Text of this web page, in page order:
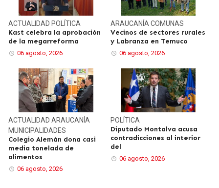
ACTUALIDAD POLÍTICA
Kast celebra la aprobación
de la megarreforma
06 agosto, 2026
ARAUCANÍACOMUNAS
Vecinos de sectores rurales
y Labranza en Temuco
06 agosto, 2026
ACTUALIDADARAUCANÍA
MUNICIPALIDADES
Colegio Alemán dona casi
media tonelada de
alimentos
06 agosto, 2026
POLÍTICA
Diputado Montalva acusa
contradicciones al interior
del
06 agosto, 2026